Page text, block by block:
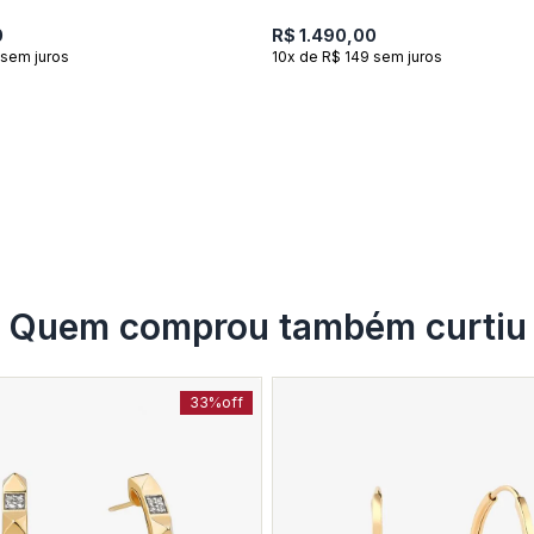
juros
R$ 1.490,00
10x de R$ 149 sem juros
Quem comprou também curtiu
33%off